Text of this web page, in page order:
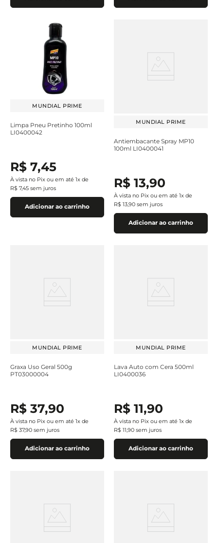
MUNDIAL PRIME
Limpa Pneu Pretinho 100ml
LI0400042
R$ 7,45
À vista no Pix ou em até 1x de
R$ 7,45 sem juros
Adicionar ao carrinho
MUNDIAL PRIME
Antiembacante Spray MP10
100ml LI0400041
R$ 13,90
À vista no Pix ou em até 1x de
R$ 13,90 sem juros
Adicionar ao carrinho
MUNDIAL PRIME
Graxa Uso Geral 500g
PT03000004
R$ 37,90
À vista no Pix ou em até 1x de
R$ 37,90 sem juros
Adicionar ao carrinho
MUNDIAL PRIME
Lava Auto com Cera 500ml
LI0400036
R$ 11,90
À vista no Pix ou em até 1x de
R$ 11,90 sem juros
Adicionar ao carrinho